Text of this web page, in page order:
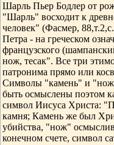
Шарль Пьер Бодлер от
"Шарль" восходит к
человек" (Фасмер,
Петра - на греческом
французского
нож, тесак". Все три
патронима прямо или
Символы "камень" и
быть осмыслены поэтом
символ Иисуса Христа:
камня; Камень же был
убийства, "нож"
конечном счете, символ